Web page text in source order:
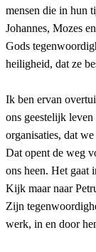
mensen die in hun
Johannes, Mozes
Gods
heiligheid, dat ze
Ik ben ervan
ons geestelijk
organisaties, dat
Dat opent de weg
ons heen. Het gaat
Kijk maar naar
Zijn
werk, in en door